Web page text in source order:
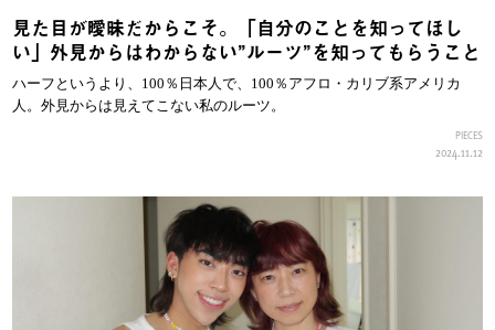
見た目が曖昧だからこそ。「自分のことを知ってほし
い」外見からはわからない”ルーツ”を知ってもらうこと
ハーフというより、100％日本人で、100％アフロ・カリブ系アメリカ
人。外見からは見えてこない私のルーツ。
PIECES
2024.11.12